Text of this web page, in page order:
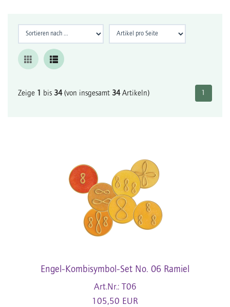
Zeige 1 bis 34(von insgesamt 34Artikeln) 1
Engel-Kombisymbol-Set No. 06 Ramiel
Art.Nr.: T06
105,50 EUR